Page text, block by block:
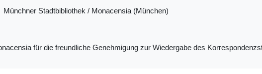
Münchner Stadtbibliothek / Monacensia (München)
für die freundliche Genehmigung zur Wiedergabe des